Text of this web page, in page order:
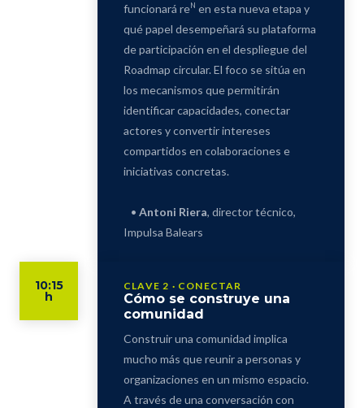
funcionará reN en esta nueva etapa y
qué papel desempeñará su plataforma
de participación en el despliegue del
Roadmap circular. El foco se sitúa en
los mecanismos que permitirán
identificar capacidades, conectar
actores y convertir intereses
compartidos en colaboraciones e
iniciativas concretas.
• Antoni Riera, director técnico,
Impulsa Balears
10:15
h
CLAVE 2 · CONECTAR
Cómo se construye una
comunidad
Construir una comunidad implica
mucho más que reunir a personas y
organizaciones en un mismo espacio.
A través de una conversación con